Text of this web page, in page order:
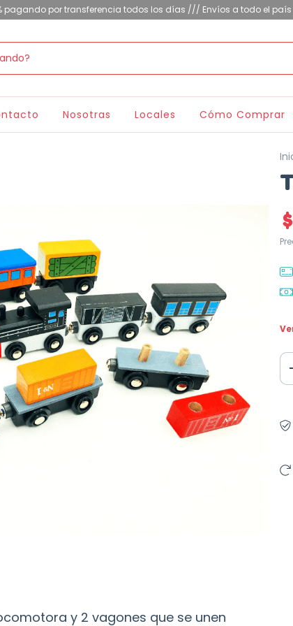
pagando por transferencia todos los días /// Envíos a todo el país
Nosotras Locales Cómo Comprar
y 2 vagones que se unen